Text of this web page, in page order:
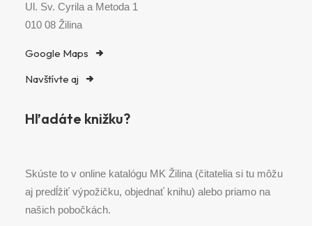
Ul. Sv. Cyrila a Metoda 1
010 08 Žilina
Google Maps
Navštívte aj
Hľadáte knižku?
Skúste to v online katalógu MK Žilina (čitatelia si tu môžu
aj predĺžiť výpožičku, objednať knihu) alebo priamo na
našich pobočkách.